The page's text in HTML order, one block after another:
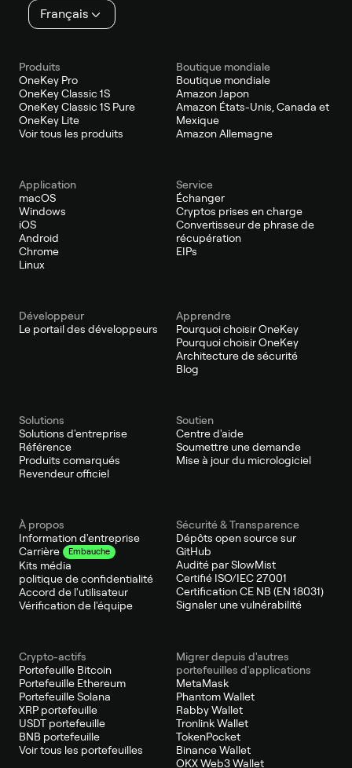
Français
Produits
OneKey Pro
OneKey Classic 1S
OneKey Classic 1S Pure
OneKey Lite
Voir tous les produits
Boutique mondiale
Boutique mondiale
Amazon Japon
Amazon États-Unis, Canada et
Mexique
Amazon Allemagne
Application
macOS
Windows
iOS
Android
Chrome
Linux
Service
Échanger
Cryptos prises en charge
Convertisseur de phrase de
récupération
EIPs
Développeur
Le portail des développeurs
Apprendre
Pourquoi choisir OneKey
Pourquoi choisir OneKey
Architecture de sécurité
Blog
Solutions
Solutions d'entreprise
Référence
Produits comarqués
Revendeur officiel
Soutien
Centre d'aide
Soumettre une demande
Mise à jour du micrologiciel
À propos
Information d'entreprise
Carrière
Embauche
Kits média
politique de confidentialité
Accord de l'utilisateur
Vérification de l'équipe
Sécurité & Transparence
Dépôts open source sur
GitHub
Audité par SlowMist
Certifié ISO/IEC 27001
Certification CE NB (EN 18031)
Signaler une vulnérabilité
Crypto-actifs
Portefeuille Bitcoin
Portefeuille Ethereum
Portefeuille Solana
XRP portefeuille
USDT portefeuille
BNB portefeuille
Voir tous les portefeuilles
Migrer depuis d'autres
portefeuilles d'applications
MetaMask
Phantom Wallet
Rabby Wallet
Tronlink Wallet
TokenPocket
Binance Wallet
OKX Web3 Wallet